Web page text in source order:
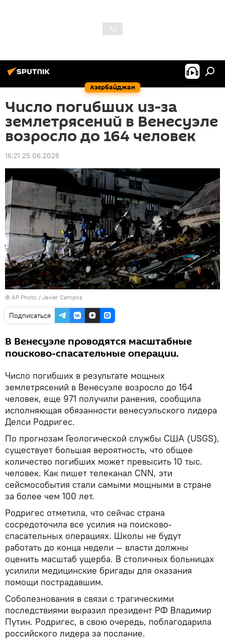
Азербайджан
Число погибших из-за
землетрясений в Венесуэле
возросло до 164 человек
16:21 25.06.2026
© AP Photo / Javier Campos
Подписаться
В Венесуэле проводятся масштабные
поисково-спасательные операции.
Число погибших в результате мощных
землетрясений в Венесуэле возросло до 164
человек, еще 971 получили ранения, сообщила
исполняющая обязанности венесуэльского лидера
Делси Родригес.
По прогнозам Геологической службы США (USGS),
существует большая вероятность, что общее
количество погибших может превысить 10 тыс.
человек. Как пишет телеканал CNN, эти
сейсмособытия стали самыми мощными в стране
за более чем 100 лет.
Родригес отметила, что сейчас страна
сосредоточила все усилия на поисково-
спасательных операциях. Школы не будут
работать до конца недели — власти должны
оценить масштаб ущерба. В столичных больницах
усилили медицинские бригады для оказания
помощи пострадавшим.
Соболезнования в связи с трагическими
последствиями выразил президент РФ Владимир
Путин. Родригес, в свою очередь, поблагодарила
российского лидера за послание.